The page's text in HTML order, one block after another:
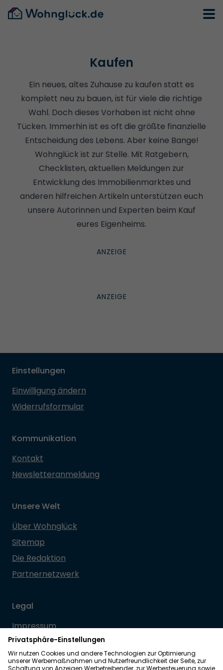
Kaufen
Ein neues, altes Zuhause zu kaufen statt es
komplett neu zu bauen, ist für viele die richtige
Wahl. Doch dieses Vorhaben ist nicht ohne
Tücken. Immerhin ist es oft die größte finanzielle
Entscheidung des Lebens. Aber keine Bange!
Wohnglück ist zur Stelle. Mit Ratgebern,
Checklisten, aktuellen Meldungen zur
Entwicklung des Immobilienmarktes und
anderen hilfreichen Artikeln unterstützen euch
unsere Autorinnen und Experten beim Kauf
eures Eigenheims.
Einstellungen
Einwilligung ändern
Widerrufsformular
Kommunikation
Kontakt
Newsletteranmeldung
Unsere Welt
Über Wohnglück
Sitemap
Die Redaktion
Partnernetzwerk
Legal
Impressum
Datenschutz
Allgemeine Geschäftsbedingungen